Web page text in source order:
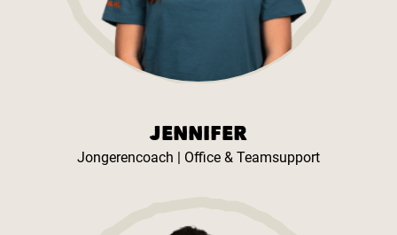
JENNIFER
Jongerencoach | Office & Teamsupport